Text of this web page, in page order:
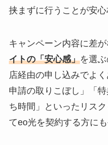
挟まずに行うことが安心
キャンペーン内容に差が
イトの「安心感」を選
店経由の申し込みでよ
申請の取りこぼし」「
ち時間」といったリス
てeo光を契約する方に